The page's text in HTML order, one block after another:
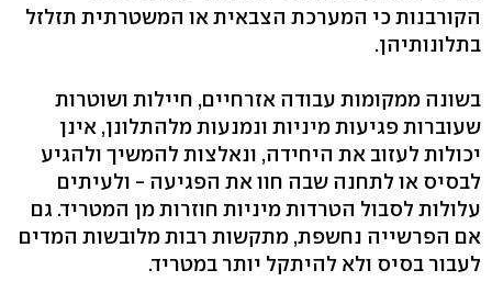
הקורבנות כי המערכת הצבאית או המשטרתית תזלזל
בתלונותיהן.
בשונה ממקומות עבודה אזרחיים, חיילות ושוטרות
שעוברות פגיעות מיניות ונמנעות מלהתלונן, אינן
יכולות לעזוב את היחידה, ונאלצות להמשיך ולהגיע
לבסיס או לתחנה שבה חוו את הפגיעה - ולעיתים
עלולות לסבול הטרדות מיניות חוזרות מן המטריד. גם
אם הפרשייה נחשפת, מתקשות רבות מלובשות המדים
לעבור בסיס ולא להיתקל יותר במטריד.